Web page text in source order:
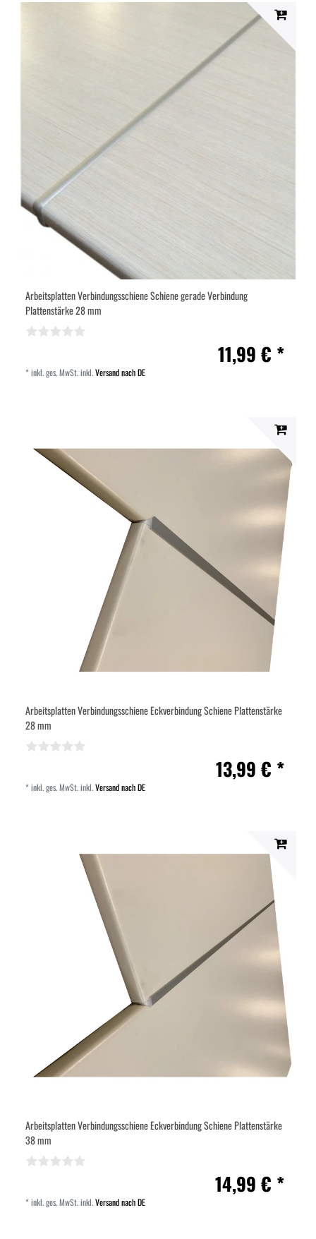
Seite
Seite
Arbeitsplatten Verbindungsschiene Schiene gerade Verbindung
Plattenstärke 28 mm
11,99 € *
*inkl. ges. MwSt.inkl.Versand nach DE
Arbeitsplatten Verbindungsschiene Eckverbindung Schiene Plattenstärke
28 mm
13,99 € *
*inkl. ges. MwSt.inkl.Versand nach DE
Arbeitsplatten Verbindungsschiene Eckverbindung Schiene Plattenstärke
38 mm
14,99 € *
*inkl. ges. MwSt.inkl.Versand nach DE